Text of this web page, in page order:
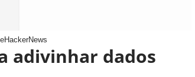
adivinhar dados